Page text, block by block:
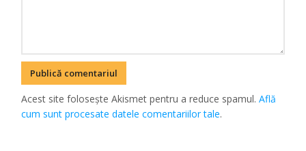
Acest site folosește Akismet pentru a reduce spamul.Află
cum sunt procesate datele comentariilor tale.